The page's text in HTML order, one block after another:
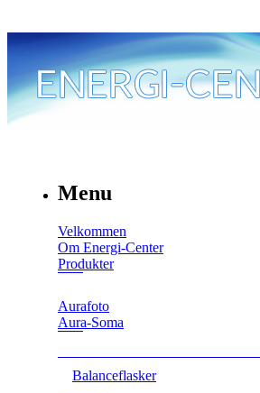
Menu
Velkommen
Om Energi-Center
Produkter
Aurafoto
Aura-Soma
Balanceflasker